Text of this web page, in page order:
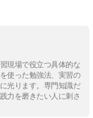
現場で役立つ具体的な
使った勉強法、実習の
光ります。専門知識だ
力を磨きたい人に刺さ